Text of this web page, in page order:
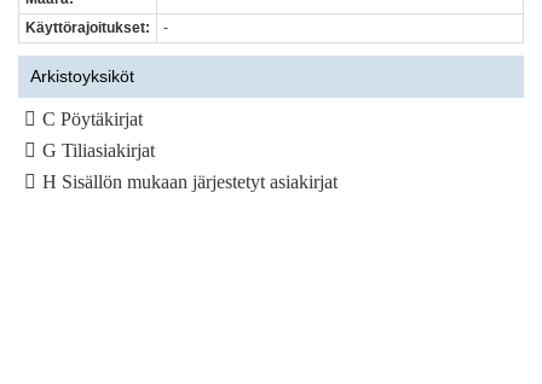
Käyttörajoitukset:
-
Arkistoyksiköt
C Pöytäkirjat
G Tiliasiakirjat
H Sisällön mukaan järjestetyt asiakirjat